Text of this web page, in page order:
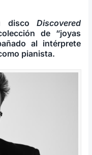
discoDiscovered
de “joyas
al intérprete
pianista.